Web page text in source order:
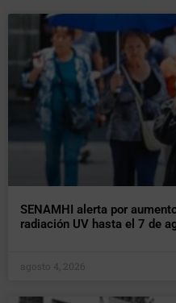
SENAMHI alerta por
radiación UV hasta el 7 de
agosto 4, 2026